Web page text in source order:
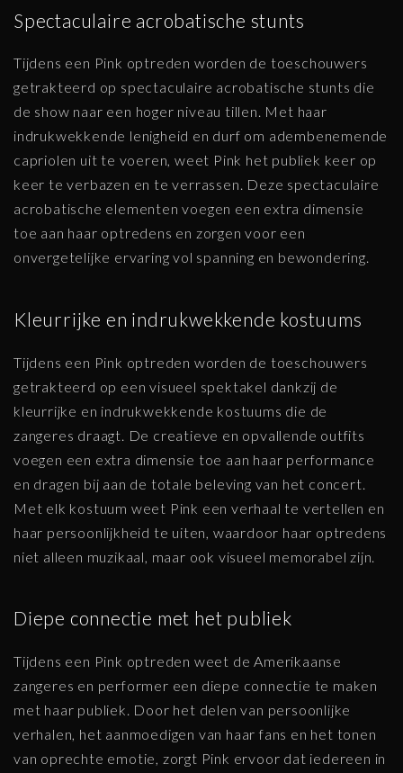
Spectaculaire acrobatische stunts
Tijdens een Pink optreden worden de toeschouwers
getrakteerd op spectaculaire acrobatische stunts die
de show naar een hoger niveau tillen. Met haar
indrukwekkende lenigheid en durf om adembenemende
capriolen uit te voeren, weet Pink het publiek keer op
keer te verbazen en te verrassen. Deze spectaculaire
acrobatische elementen voegen een extra dimensie
toe aan haar optredens en zorgen voor een
onvergetelijke ervaring vol spanning en bewondering.
Kleurrijke en indrukwekkende kostuums
Tijdens een Pink optreden worden de toeschouwers
getrakteerd op een visueel spektakel dankzij de
kleurrijke en indrukwekkende kostuums die de
zangeres draagt. De creatieve en opvallende outfits
voegen een extra dimensie toe aan haar performance
en dragen bij aan de totale beleving van het concert.
Met elk kostuum weet Pink een verhaal te vertellen en
haar persoonlijkheid te uiten, waardoor haar optredens
niet alleen muzikaal, maar ook visueel memorabel zijn.
Diepe connectie met het publiek
Tijdens een Pink optreden weet de Amerikaanse
zangeres en performer een diepe connectie te maken
met haar publiek. Door het delen van persoonlijke
verhalen, het aanmoedigen van haar fans en het tonen
van oprechte emotie, zorgt Pink ervoor dat iedereen in